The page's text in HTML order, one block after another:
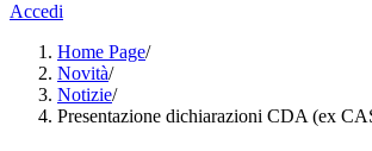
Accedi
Home Page/
Novità/
Notizie/
Presentazione dichiarazioni CDA (ex